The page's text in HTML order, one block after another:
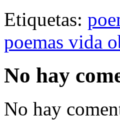
Etiquetas:
poemas vida
No hay
No hay